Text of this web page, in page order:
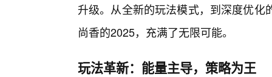
升级。从全新的玩法模式，到深度优化
尚香的2025，充满了无限可能。
玩法革新：能量主导，策略为王